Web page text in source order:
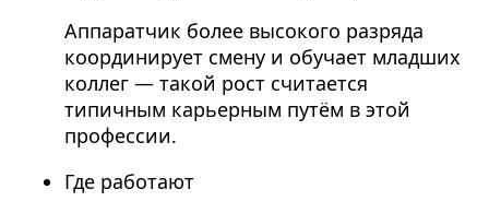
Аппаратчик более высокого разряда
координирует смену и обучает младших
коллег — такой рост считается
типичным карьерным путём в этой
профессии.
Где работают